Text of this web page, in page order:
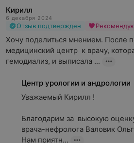
Кирилл
6 декабря 2024
Отзыв подтвержден
Хочу поделиться мнением. После
медицинский центр  к врачу,
гемодиализ, и выписала ...
Центр урологии и андрологии
Уважаемый Кирилл !
Благодарим за  высокую
врача-нефролога Валовик
Нам приятн...